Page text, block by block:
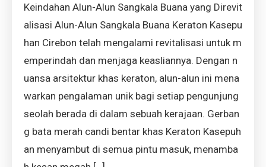
Keindahan Alun-Alun Sangkala Buana yang Direvit
alisasi Alun-Alun Sangkala Buana Keraton Kasepu
han Cirebon telah mengalami revitalisasi untuk m
emperindah dan menjaga keasliannya. Dengan n
uansa arsitektur khas keraton, alun-alun ini mena
warkan pengalaman unik bagi setiap pengunjung
seolah berada di dalam sebuah kerajaan. Gerban
g bata merah candi bentar khas Keraton Kasepuh
an menyambut di semua pintu masuk, menamba